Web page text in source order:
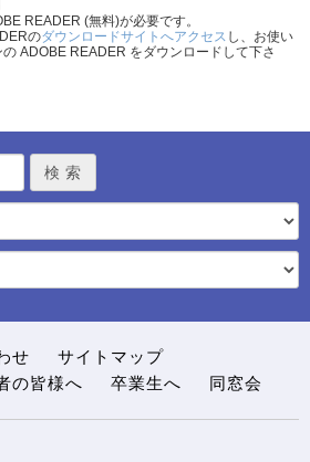
READER (無料)が必要です。
のダウンロードサイトへアクセス し、お使い
ADOBE READER をダウンロードして下さ
せ
サイトマップ
の皆様へ
卒業生へ 同窓会